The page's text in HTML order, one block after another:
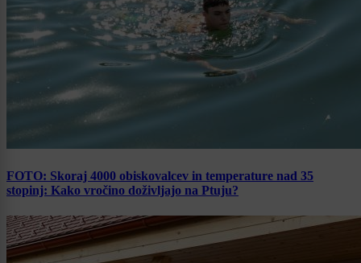
FOTO: Skoraj 4000 obiskovalcev in temperature nad 35
stopinj: Kako vročino doživljajo na Ptuju?